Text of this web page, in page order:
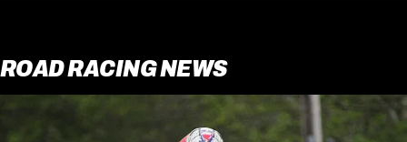
ROAD RACING NEWS